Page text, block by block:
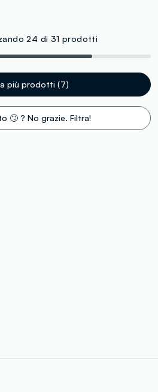
24 di 31 prodotti
più prodotti (7)
🙄 ? No grazie. Filtra!